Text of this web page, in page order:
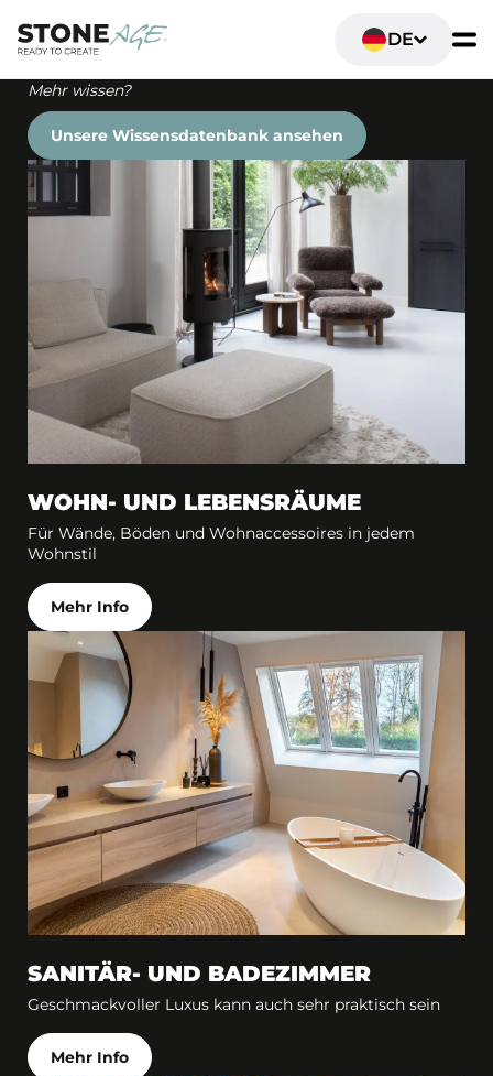
DE
Mehr wissen?
Unsere Wissensdatenbank ansehen
WOHN- UND LEBENSRÄUME
Für Wände, Böden und Wohnaccessoires in jedem
Wohnstil
Mehr Info
SANITÄR- UND BADEZIMMER
Geschmackvoller Luxus kann auch sehr praktisch sein
Mehr Info